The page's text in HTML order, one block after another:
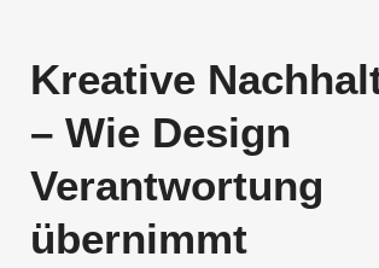
Kreative
– Wie Design
Verantwortung
übernimmt